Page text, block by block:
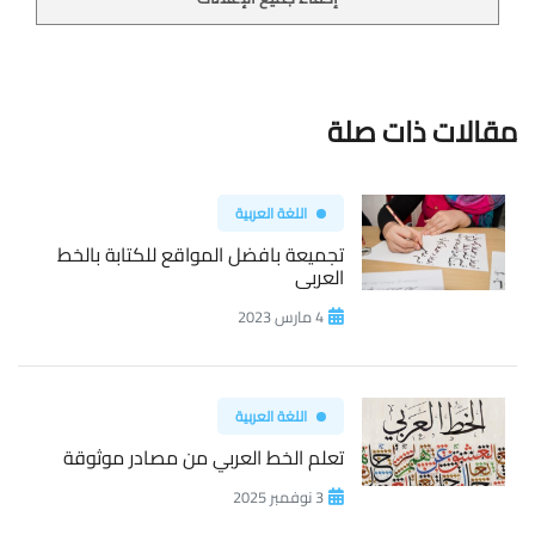
مقالات ذات صلة
اللغة العربية
تجميعة بافضل المواقع للكتابة بالخط
العربى
4 مارس 2023
اللغة العربية
تعلم الخط العربي من مصادر موثوقة
3 نوفمبر 2025